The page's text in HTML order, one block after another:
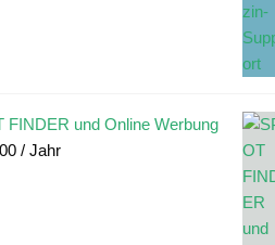
FINDER und Online Werbung
/ Jahr